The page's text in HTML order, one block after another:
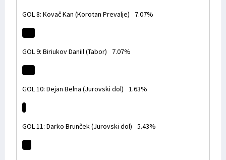
GOL 8: Kovač Kan (Korotan Prevalje) 7.07%
GOL 9: Biriukov Daniil (Tabor) 7.07%
GOL 10: Dejan Belna (Jurovski dol) 1.63%
GOL 11: Darko Brunček (Jurovski dol) 5.43%